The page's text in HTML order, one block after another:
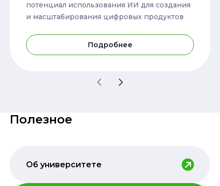
потенциал использования ИИ для создания
и масштабирования цифровых продуктов
Подробнее
Полезное
Об университете